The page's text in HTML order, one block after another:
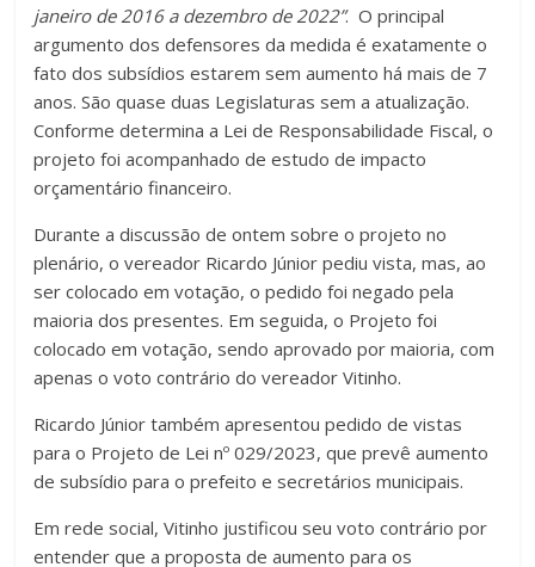
janeiro de 2016 a dezembro de 2022”. O principal
argumento dos defensores da medida é exatamente o
fato dos subsídios estarem sem aumento há mais de 7
anos. São quase duas Legislaturas sem a atualização.
Conforme determina a Lei de Responsabilidade Fiscal, o
projeto foi acompanhado de estudo de impacto
orçamentário financeiro.
Durante a discussão de ontem sobre o projeto no
plenário, o vereador Ricardo Júnior pediu vista, mas, ao
ser colocado em votação, o pedido foi negado pela
maioria dos presentes. Em seguida, o Projeto foi
colocado em votação, sendo aprovado por maioria, com
apenas o voto contrário do vereador Vitinho.
Ricardo Júnior também apresentou pedido de vistas
para o Projeto de Lei nº 029/2023, que prevê aumento
de subsídio para o prefeito e secretários municipais.
Em rede social, Vitinho justificou seu voto contrário por
entender que a proposta de aumento para os